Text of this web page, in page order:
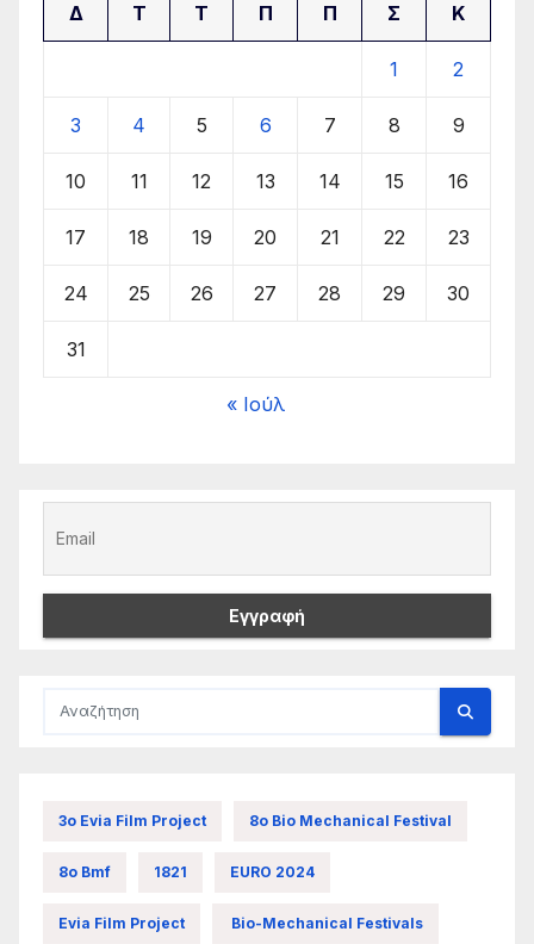
Δ Τ Τ Π Π Σ Κ
1 2
3 4 5 6 7 8 9
10 11 12 13 14 15 16
17 18 19 20 21 22 23
24 25 26 27 28 29 30
31
« Ιούλ
3ο Evia Film Project 8ο Bio Mechanical Festival
8ο Bmf 1821 EURO 2024
Evia Film Project Bio-Mechanical Festivals